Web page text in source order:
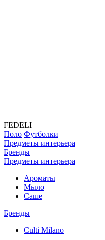
FEDELI
Поло Футболки
Предметы интерьера
Бренды
Предметы интерьера
Ароматы
Мыло
Саше
Бренды
Culti Milano